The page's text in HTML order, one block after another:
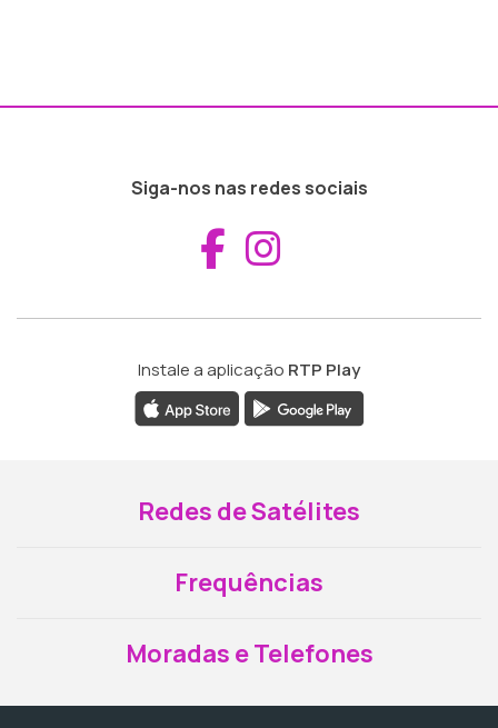
Siga-nos nas redes sociais
Aceder ao
Instale a aplicação RTP Play
Redes de Satélites
Frequências
Moradas e Telefones